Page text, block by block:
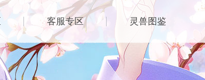
灵兽图鉴
客服专区